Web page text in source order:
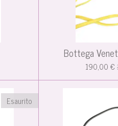
Bottega
190,00 €
Esaurito